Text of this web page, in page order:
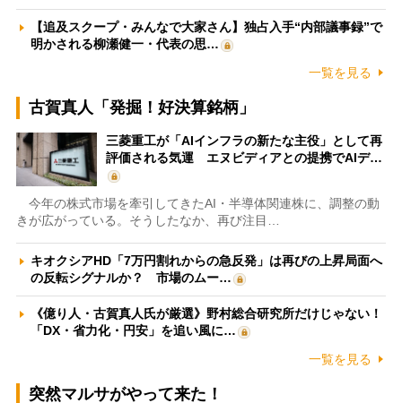
【追及スクープ・みんなで大家さん】独占入手“内部議事録”で
明かされる柳瀬健一・代表の思…
一覧を見る
古賀真人「発掘！好決算銘柄」
三菱重工が「AIインフラの新たな主役」として再
評価される気運 エヌビディアとの提携でAIデ…
今年の株式市場を牽引してきたAI・半導体関連株に、調整の動
きが広がっている。そうしたなか、再び注目…
キオクシアHD「7万円割れからの急反発」は再びの上昇局面へ
の反転シグナルか？ 市場のムー…
《億り人・古賀真人氏が厳選》野村総合研究所だけじゃない！
「DX・省力化・円安」を追い風に…
一覧を見る
突然マルサがやって来た！